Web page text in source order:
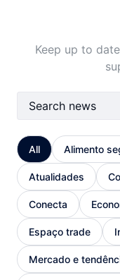
Keep up to
Search Bar
All Alimento
Atualidades
Conecta
Espaço trade
Mercado e